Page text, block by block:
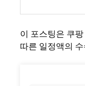
이 포스팅은 쿠
따른 일정액의